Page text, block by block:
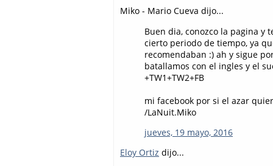
Miko - Mario Cueva dijo...
Buen dia, conozco la pagina y
cierto periodo de tiempo, ya
recomendaban :) ah y sigue
batallamos con el ingles y el
+TW1+TW2+FB
mi facebook por si el azar
/LaNuit.Miko
jueves, 19 mayo, 2016
Eloy Ortiz dijo...